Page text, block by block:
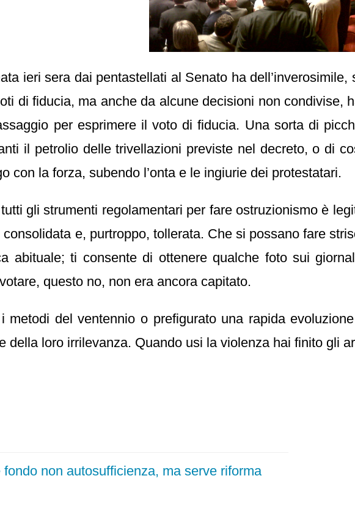
ieri sera dai pentastellati al Senato ha
di fiducia, ma anche da alcune decisioni non condivise,
per esprimere il voto di fiducia. Una sorta di
il petrolio delle trivellazioni previste nel decreto, o di
con la forza, subendo l’onta e le ingiurie dei protestatari.
gli strumenti regolamentari per fare ostruzionismo è
e, purtroppo, tollerata. Che si possano fare
abituale; ti consente di ottenere qualche foto sui
questo no, non era ancora capitato.
metodi del ventennio o prefigurato una rapida
della loro irrilevanza. Quando usi la violenza hai finito gli
non autosufficienza, ma serve riforma